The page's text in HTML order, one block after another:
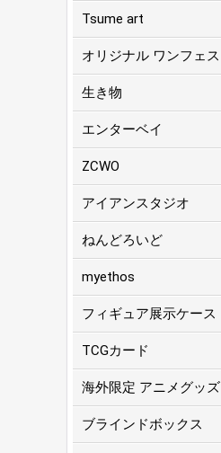
Tsume art
オリジナル ワンフェス
生き物
エンターベイ
ZCWO
アイアンスタジオ
ねんどろいど
myethos
フィギュア展示ケース
TCGカード
海外限定 アニメグッズ
ブラインドボックス